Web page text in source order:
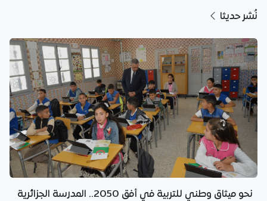
نُشر حديثا
نحو ميثاق وطني للتربية في أفق 2050.. المدرسة الجزائرية